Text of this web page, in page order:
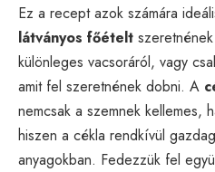
Ez a recept azok számára
látványos főételt
különleges vacsoráról, vagy
amit fel szeretnének dobni. A
nemcsak a szemnek kellemes,
hiszen a cékla rendkívül
anyagokban. Fedezzük fel